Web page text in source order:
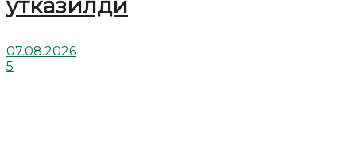
ўтказилди
07.08.2026
5